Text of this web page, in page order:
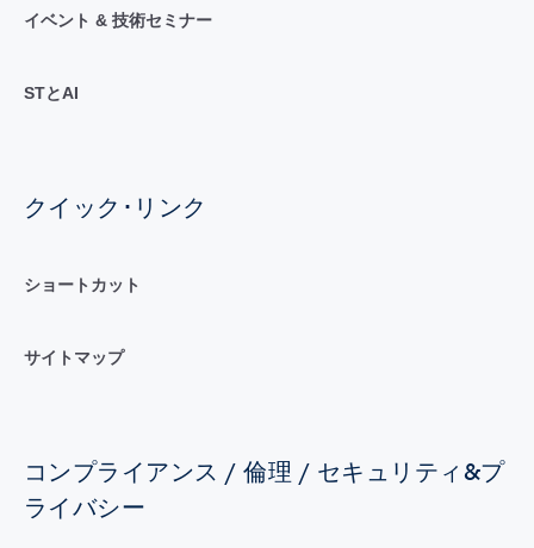
イベント & 技術セミナー
STとAI
クイック･リンク
ショートカット
サイトマップ
コンプライアンス / 倫理 / セキュリティ&プ
ライバシー